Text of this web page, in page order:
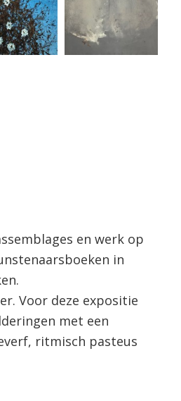
en werk op
in
Voor deze expositie
met een
ritmisch pasteus